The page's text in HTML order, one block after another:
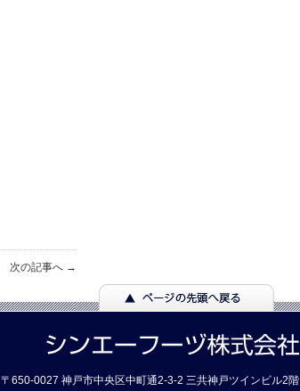
次の記事へ →
〒650-0027 神戸市中央区中町通2-3-2 三共神戸ツインビル2階